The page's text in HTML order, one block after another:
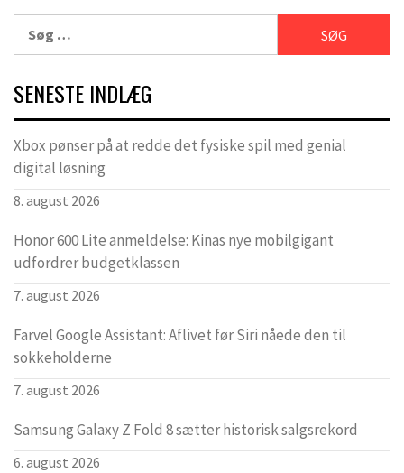
efter:
SENESTE INDLÆG
Xbox pønser på at redde det fysiske spil med genial
digital løsning
8. august 2026
Honor 600 Lite anmeldelse: Kinas nye mobilgigant
udfordrer budgetklassen
7. august 2026
Farvel Google Assistant: Aflivet før Siri nåede den til
sokkeholderne
7. august 2026
Samsung Galaxy Z Fold 8 sætter historisk salgsrekord
6. august 2026